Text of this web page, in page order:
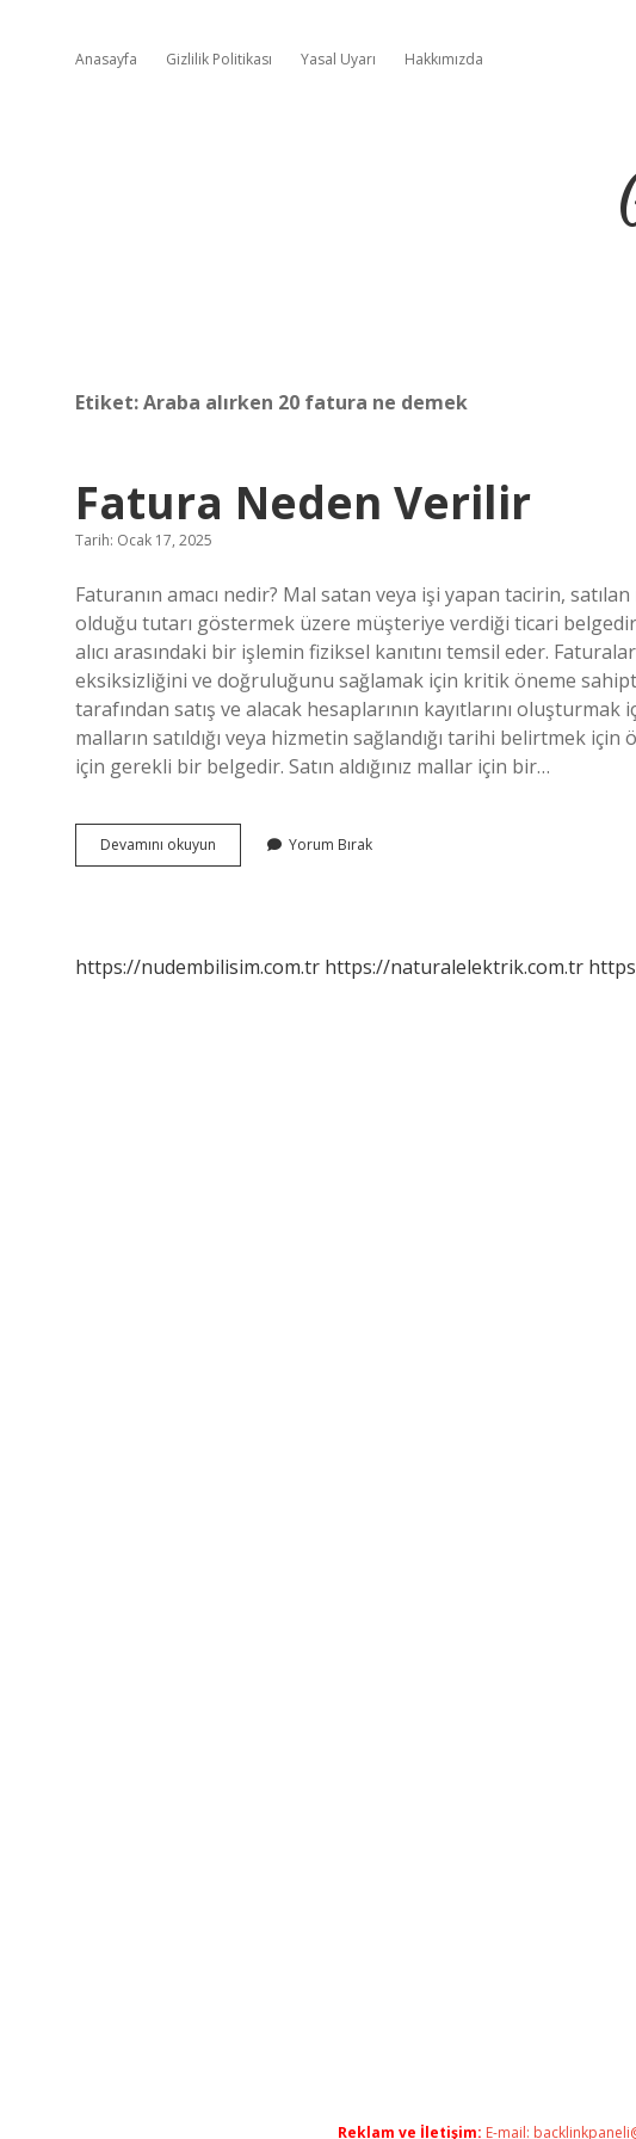
Anasayfa Gizlilik Politikası Yasal Uyarı Hakkımızda
Etiket:Araba alırken 20 fatura ne demek
Fatura Neden Verilir
Tarih: Ocak 17, 2025
Faturanın amacı nedir? Mal satan veya işi yapan tacirin,
olduğu tutarı göstermek üzere müşteriye verdiği ticari
alıcı arasındaki bir işlemin fiziksel kanıtını temsil eder.
eksiksizliğini ve doğruluğunu sağlamak için kritik öneme
tarafından satış ve alacak hesaplarının kayıtlarını
malların satıldığı veya hizmetin sağlandığı tarihi belirtmek
için gerekli bir belgedir. Satın aldığınız mallar için bir…
Devamını okuyun
Neden
Yorum Bırak
https://nudembilisim.com.tr https://naturalelektrik.com.tr
Reklam ve İletişim: E-mail: